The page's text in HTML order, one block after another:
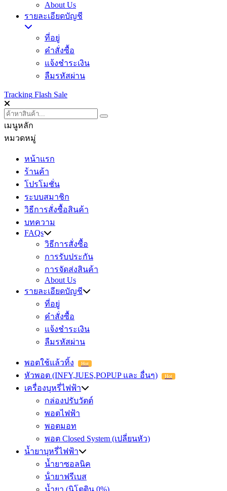
About Us
รายละเอียดบัญชี
ที่อยู่
คำสั่งซื้อ
แจ้งชำระเงิน
ลืมรหัสผ่าน
Tracking Flash Sale
เมนูหลัก
หมวดหมู่
หน้าแรก
ร้านค้า
โปรโมชั่น
ระบบสมาชิก
วิธีการสั่งซื้อสินค้า
บทความ
FAQs
วิธีการสั่งซื้อ
การรับประกัน
การจัดส่งสินค้า
About Us
รายละเอียดบัญชี
ที่อยู่
คำสั่งซื้อ
แจ้งชำระเงิน
ลืมรหัสผ่าน
พอตใช้แล้วทิ้ง Hot
หัวพอต (INFY,JUES,POPUP และ อื่นๆ) Hot
เครื่องบุหรี่ไฟฟ้า
กล่องปรับวัตต์
พอตไฟฟ้า
พอตมอท
พอต Closed System (เปลี่ยนหัว)
น้ำยาบุหรี่ไฟฟ้า
น้ำยาซอลนิค
น้ํายาฟรีเบส
น้ำยา (นิโตติน 0%)